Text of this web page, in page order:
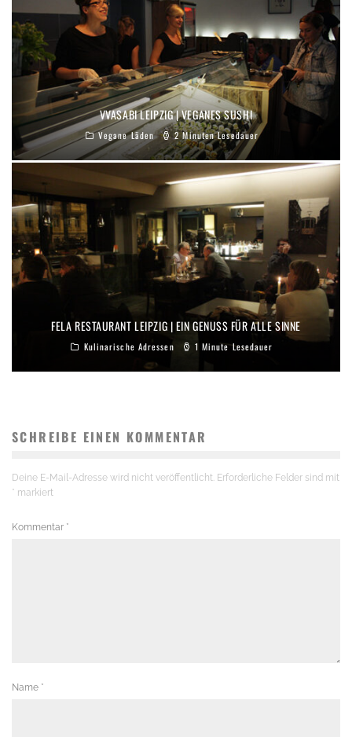
VVASABI LEIPZIG | VEGANES SUSHI
Vegane Läden 2 Minuten Lesedauer
FELA RESTAURANT LEIPZIG | EIN GENUSS FÜR ALLE SINNE
Kulinarische Adressen 1 Minute Lesedauer
SCHREIBE EINEN KOMMENTAR
Deine E-Mail-Adresse wird nicht veröffentlicht. Erforderliche Felder sind mit
* markiert
Kommentar *
Name *